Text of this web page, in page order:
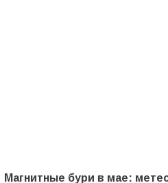
Магнитные бури в мае: